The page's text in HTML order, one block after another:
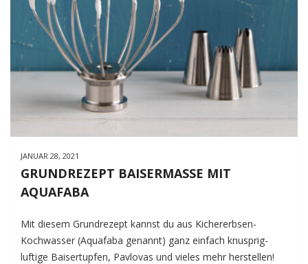
JANUAR 28, 2021
GRUNDREZEPT BAISERMASSE MIT
AQUAFABA
Mit diesem Grundrezept kannst du aus Kichererbsen-
Kochwasser (Aquafaba genannt) ganz einfach knusprig-
luftige Baisertupfen, Pavlovas und vieles mehr herstellen!